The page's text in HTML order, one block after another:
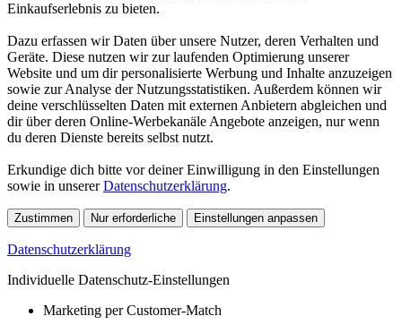
Einkaufserlebnis zu bieten.
Dazu erfassen wir Daten über unsere Nutzer, deren Verhalten und
Geräte. Diese nutzen wir zur laufenden Optimierung unserer
Website und um dir personalisierte Werbung und Inhalte anzuzeigen
sowie zur Analyse der Nutzungsstatistiken. Außerdem können wir
deine verschlüsselten Daten mit externen Anbietern abgleichen und
dir über deren Online-Werbekanäle Angebote anzeigen, nur wenn
du deren Dienste bereits selbst nutzt.
Erkundige dich bitte vor deiner Einwilligung in den Einstellungen
sowie in unsererDatenschutzerklärung.
Zustimmen Nur erforderliche Einstellungen anpassen
Datenschutzerklärung
Individuelle Datenschutz-Einstellungen
Marketing per Customer-Match